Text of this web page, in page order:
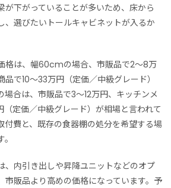
が下がっていることが多いため、床から
、選びたいトールキャビネットが入るか
格は、幅60cmの場合、市販品で2〜8万
で10〜33万円（定価／中級グレード）
合は、市販品で3〜12万円、キッチンメ
（定価／中級グレード）が相場と言われて
付費と、既存の食器棚の処分を希望する場
、内引き出しや昇降ユニットなどのオプ
市販品より高めの価格になっています。予